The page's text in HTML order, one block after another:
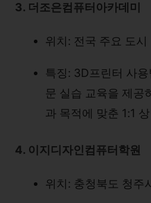
3. 더조은컴퓨터아카데미
위치: 전국 주요 도시
특징: 3D프린터 사
문 실습 교육을 제공
과 목적에 맞춘 1:1
4. 이지디자인컴퓨터학원
위치: 충청북도 청주